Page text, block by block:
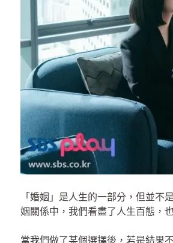
「婚姻」是人生的一部分，但並
姻關係中，我們看盡了人生百態，
當我們做了某個選擇後，若是結果